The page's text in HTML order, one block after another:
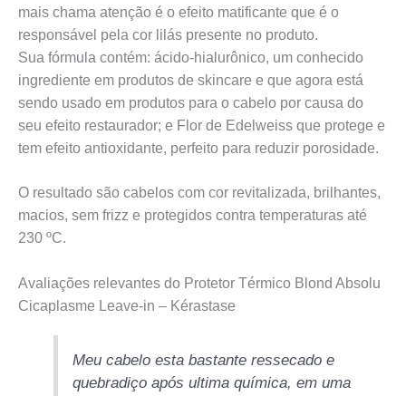
mais chama atenção é o efeito matificante que é o
responsável pela cor lilás presente no produto.
Sua fórmula contém: ácido-hialurônico, um conhecido
ingrediente em produtos de skincare e que agora está
sendo usado em produtos para o cabelo por causa do
seu efeito restaurador; e Flor de Edelweiss que protege e
tem efeito antioxidante, perfeito para reduzir porosidade.
O resultado são cabelos com cor revitalizada, brilhantes,
macios, sem frizz e protegidos contra temperaturas até
230 ºC.
Avaliações relevantes do Protetor Térmico Blond Absolu
Cicaplasme Leave-in – Kérastase
Meu cabelo esta bastante ressecado e
quebradiço após ultima química, em uma